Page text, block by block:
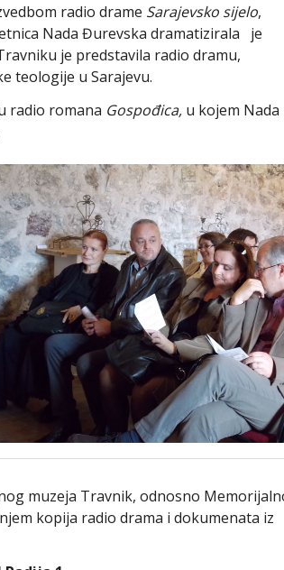
radio drame Sarajevsko sijelo,
Nada Đurevska dramatizirala je
je predstavila radio dramu,
teologije u Sarajevu.
radio romana Gospođica, u kojem Nada
muzeja Travnik, odnosno
kopija radio drama i dokumenata iz